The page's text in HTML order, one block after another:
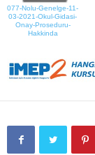
077-Nolu-Genelge-11-
03-2021-Okul-Gidasi-
Onay-Proseduru-
Hakkinda